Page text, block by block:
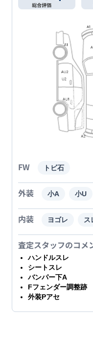
FW トビ石
外装 小A 小U
内装 ヨゴレ ス
査定スタッフのコメ
ハンドルスレ
シートスレ
バンパー下A
Fフェンダー調整跡
外装Pアセ